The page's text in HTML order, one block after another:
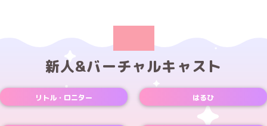
新人&バーチャルキャスト
リトル・ロニター はるひ